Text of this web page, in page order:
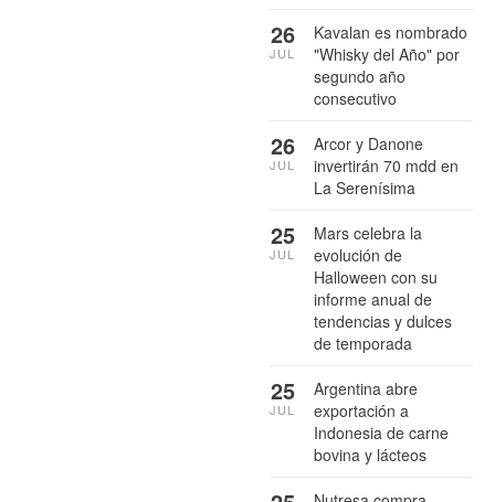
Kavalan es nombrado
"Whisky del Año" por
segundo año
consecutivo
26
JUL
Arcor y Danone
invertirán 70 mdd en
La Serenísima
26
JUL
Mars celebra la
evolución de
Halloween con su
informe anual de
tendencias y dulces
de temporada
25
JUL
Argentina abre
exportación a
Indonesia de carne
bovina y lácteos
25
JUL